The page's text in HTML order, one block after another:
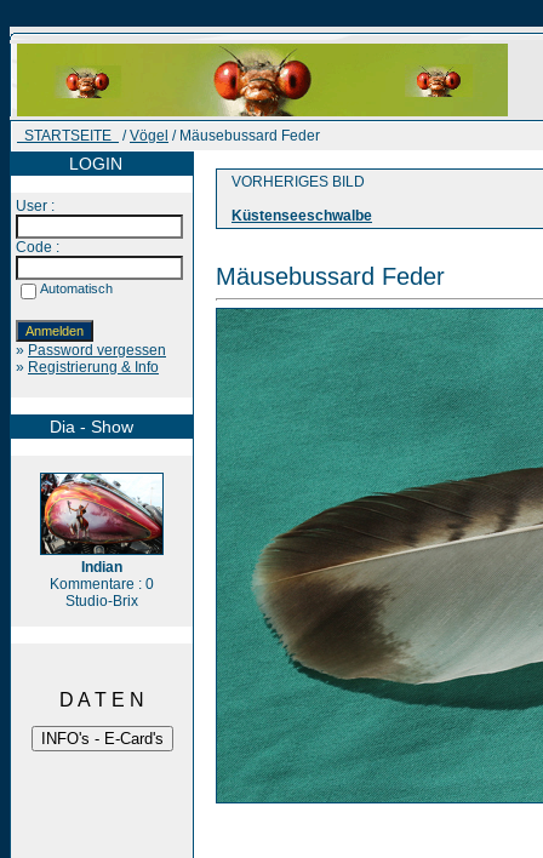
STARTSEITE /Vögel / Mäusebussard Feder
LOGIN
User :
Code :
Automatisch
» Password vergessen
» Registrierung & Info
Dia - Show
Indian
Kommentare : 0
Studio-Brix
D A T E N
VORHERIGES BILD
Küstenseeschwalbe
Mäusebussard Feder